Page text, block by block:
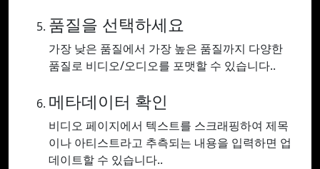
품질을 선택하세요
가장 낮은 품질에서 가장 높은 품질까지 다양한
품질로 비디오/오디오를 포맷할 수 있습니다..
메타데이터 확인
비디오 페이지에서 텍스트를 스크래핑하여 제목
이나 아티스트라고 추측되는 내용을 입력하면 업
데이트할 수 있습니다..